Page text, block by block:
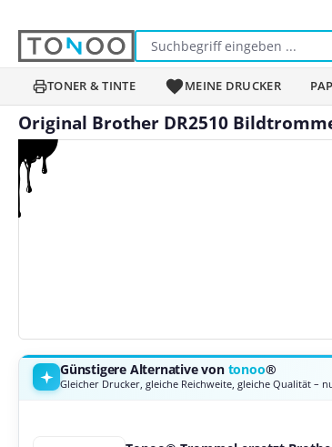
TONER & TINTE MEINE DRUCKER
Original Brother DR2510
Bildergalerie überspringen
Günstigere Alternative von tonoo®
Gleicher Drucker, gleiche Reichweite, gleiche Qualität –